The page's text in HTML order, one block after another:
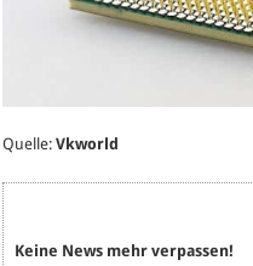
Quelle:Vkworld
Keine News mehr verpassen!